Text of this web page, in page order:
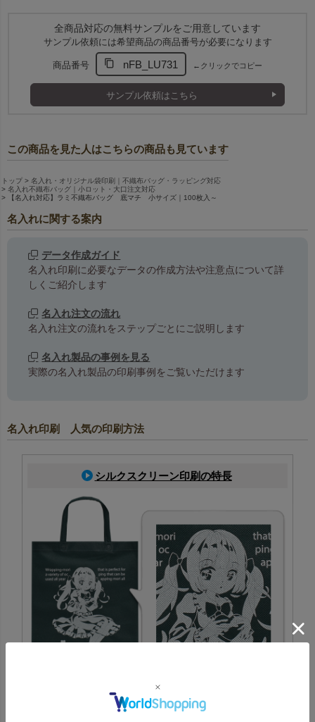
全商品対応の無料サンプルをご用意しています
サンプル依頼には希望商品の商品番号が必要になります
商品番号 nFB_LU731 ←クリックでコピー
サンプル依頼はこちら
この商品を見た人はこちらの商品も見ています
トップ
名入れ・オリジナル袋印刷｜不織布バッグ・ラッピング対応
名入れ不織布バッグ｜小ロット・大口注文対応
【名入れ対応】ラミ不織布バッグ 底マチ 小サイズ｜100枚入～
名入れに関する案内
データ作成ガイド
名入れ印刷に必要なデータの作成方法や注意点について詳
しくご紹介します
名入れ注文の流れ
名入れ注文の流れをステップごとにご説明します
名入れ製品の事例を見る
実際の名入れ製品の印刷事例をご覧いただけます
名入れ印刷 人気の印刷方法
シルクスクリーン印刷の特長
専用の版を作成し、その版を使ってインクを製品に刷り込
む印刷方法です。特色にも対応でき、ロゴやデザインの印